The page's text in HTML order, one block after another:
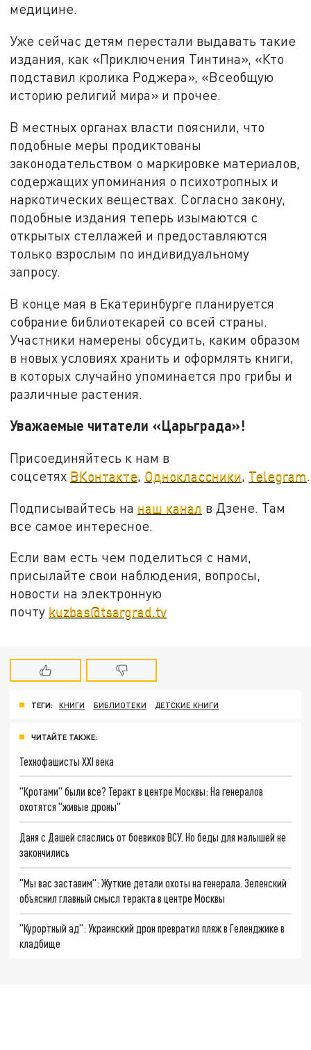
медицине.
Уже сейчас детям перестали выдавать такие
издания, как «Приключения Тинтина», «Кто
подставил кролика Роджера», «Всеобщую
историю религий мира» и прочее.
В местных органах власти пояснили, что
подобные меры продиктованы
законодательством о маркировке материалов,
содержащих упоминания о психотропных и
наркотических веществах. Согласно закону,
подобные издания теперь изымаются с
открытых стеллажей и предоставляются
только взрослым по индивидуальному
запросу.
В конце мая в Екатеринбурге планируется
собрание библиотекарей со всей страны.
Участники намерены обсудить, каким образом
в новых условиях хранить и оформлять книги,
в которых случайно упоминается про грибы и
различные растения.
Уважаемые читатели «Царьграда»!
Присоединяйтесь к нам в
соцсетях ВКонтакте, Одноклассники, Telegram.
Подписывайтесь на наш канал в Дзене. Там
все самое интересное.
Если вам есть чем поделиться с нами,
присылайте свои наблюдения, вопросы,
новости на электронную
почту kuzbas@tsargrad.tv
ТЕГИ: КНИГИ БИБЛИОТЕКИ ДЕТСКИЕ КНИГИ
ЧИТАЙТЕ ТАКЖЕ:
Технофашисты XXI века
"Кротами" были все? Теракт в центре Москвы: На генералов
охотятся "живые дроны"
Даня с Дашей спаслись от боевиков ВСУ. Но беды для малышей не
закончились
"Мы вас заставим": Жуткие детали охоты на генерала. Зеленский
объяснил главный смысл теракта в центре Москвы
"Курортный ад": Украинский дрон превратил пляж в Геленджике в
кладбище